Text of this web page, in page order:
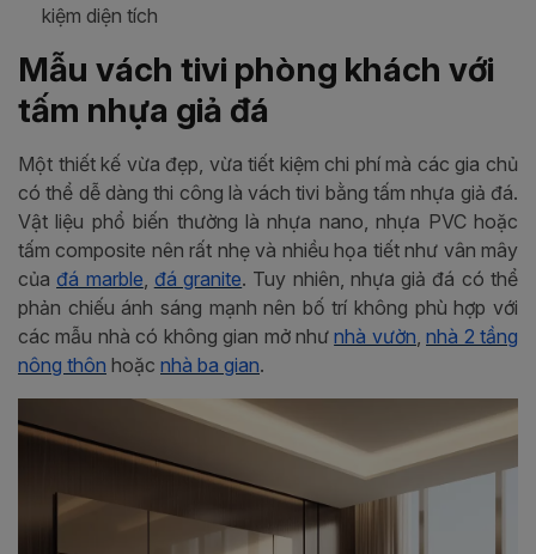
kiệm diện tích
Mẫu vách tivi phòng khách với
tấm nhựa giả đá
Một thiết kế vừa đẹp, vừa tiết kiệm chi phí mà các gia chủ
có thể dễ dàng thi công là vách tivi bằng tấm nhựa giả đá.
Vật liệu phổ biến thường là nhựa nano, nhựa PVC hoặc
tấm composite nên rất nhẹ và nhiều họa tiết như vân mây
của đá marble đá granite. Tuy nhiên, nhựa giả đá có thể
phản chiếu ánh sáng mạnh nên bố trí không phù hợp với
các mẫu nhà có không gian mở nhưnhà vườn ,nhà 2 tầng
nông thôn hoặc nhà ba gian.